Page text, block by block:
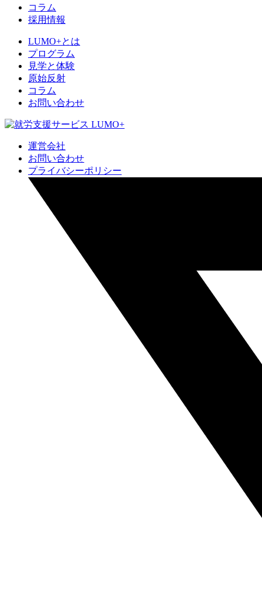
コラム
採用情報
LUMO+とは
プログラム
見学と体験
原始反射
コラム
お問い合わせ
運営会社
お問い合わせ
プライバシーポリシー